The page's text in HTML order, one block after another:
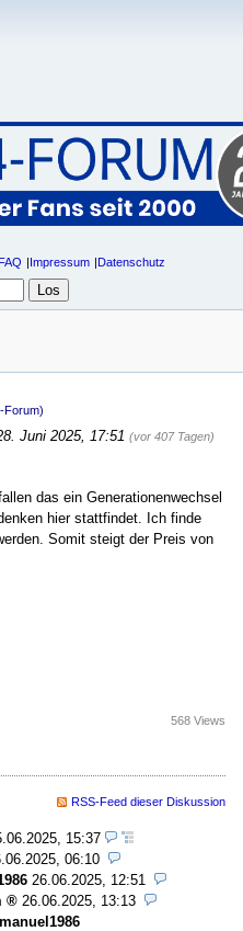
FAQ Impressum Datenschutz
Forum)
Juni 2025, 17:51 (vor 407 Tagen)
das ein Generationenwechsel
hier stattfindet. Ich finde
Somit steigt der Preis von
568 Views
RSS-Feed dieser Diskussion
15:37
06:10
26.06.2025, 12:51
26.06.2025, 13:13
manuel1986